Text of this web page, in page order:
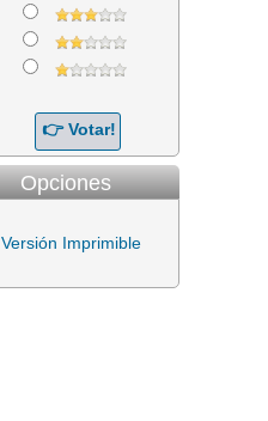
Opciones
Versión Imprimible